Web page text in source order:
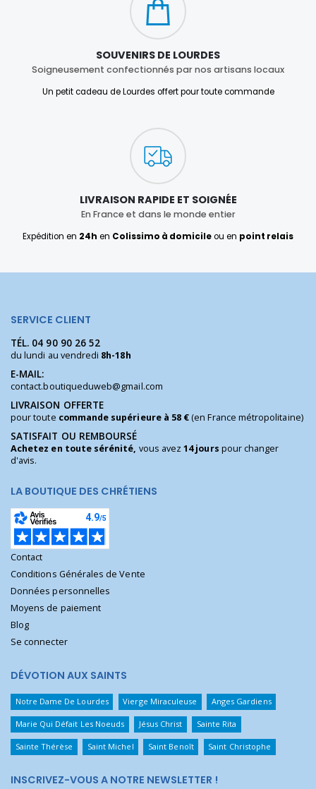
SOUVENIRS DE LOURDES
Soigneusement confectionnés par nos artisans locaux
Un petit cadeau de Lourdes offert pour toute commande
LIVRAISON RAPIDE ET SOIGNÉE
En France et dans le monde entier
Expédition en 24h en Colissimo à domicileou en point relais
SERVICE CLIENT
TÉL. 04 90 90 26 52
du lundi au vendredi 8h-18h
E-MAIL:
contact.boutiqueduweb@gmail.com
LIVRAISON OFFERTE
pour toute commande supérieure à 58 €(en France métropolitaine)
SATISFAIT OU REMBOURSÉ
Achetez en toute sérénité, vous avez14 jours pour changer
d'avis.
LA BOUTIQUE DES CHRÉTIENS
Contact
Conditions Générales de Vente
Données personnelles
Moyens de paiement
Blog
Se connecter
DÉVOTION AUX SAINTS
Notre Dame De Lourdes Vierge Miraculeuse Anges Gardiens
Marie Qui Défait Les Noeuds Jésus Christ Sainte Rita
Sainte Thérèse Saint Michel Saint Benoît Saint Christophe
INSCRIVEZ-VOUS A NOTRE NEWSLETTER !